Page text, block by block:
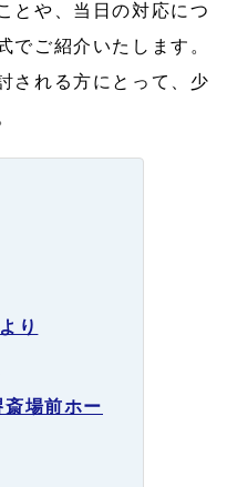
とや、当日の対応につ
でご紹介いたします。
される方にとって、少
り
場前ホー